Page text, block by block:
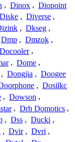
, Dinox , Diopoint
Diske , Diverse ,
, Dkseg ,
Dmp , Dmzok ,
Docooler ,
, Dome ,
, Dongjia , Doogee
, Dosilkc
, Dowson ,
, Drh Domotics ,
, Dss , Ducki ,
, Dvir , Dvri ,